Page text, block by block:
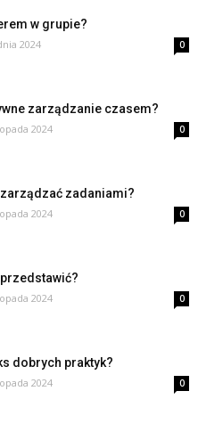
w grupie?
2024 0
zarządzanie czasem?
2024 0
zadaniami?
2024 0
2024 0
dobrych praktyk?
2024 0